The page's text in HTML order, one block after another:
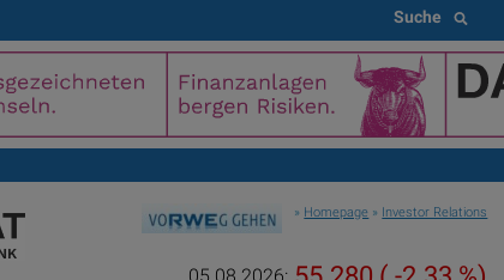
Suche
» Homepage » Investor Relations